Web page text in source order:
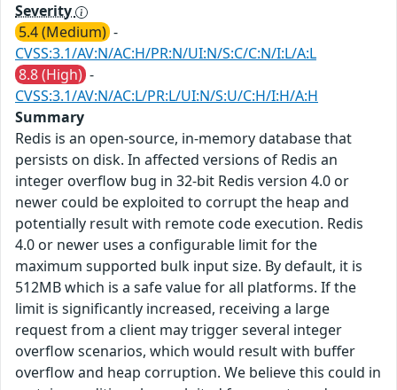
Severity
5.4 (Medium) -
CVSS:3.1/AV:N/AC:H/PR:N/UI:N/S:C/C:N/I:L/A:L
8.8 (High) -
CVSS:3.1/AV:N/AC:L/PR:L/UI:N/S:U/C:H/I:H/A:H
Summary
Redis is an open-source, in-memory database that
persists on disk. In affected versions of Redis an
integer overflow bug in 32-bit Redis version 4.0 or
newer could be exploited to corrupt the heap and
potentially result with remote code execution. Redis
4.0 or newer uses a configurable limit for the
maximum supported bulk input size. By default, it is
512MB which is a safe value for all platforms. If the
limit is significantly increased, receiving a large
request from a client may trigger several integer
overflow scenarios, which would result with buffer
overflow and heap corruption. We believe this could in